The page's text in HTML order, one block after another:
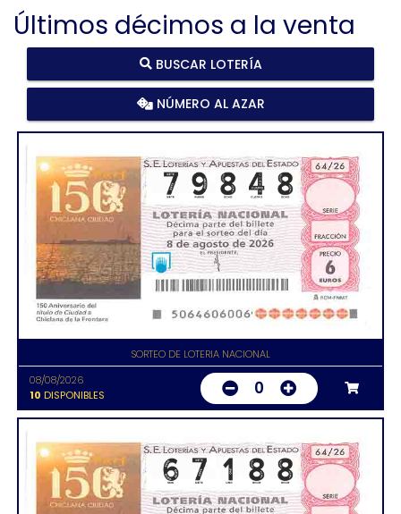
Últimos décimos a la venta
BUSCAR LOTERÍA
NÚMERO AL AZAR
SORTEO DE LOTERIA NACIONAL
08/08/2026
10 DISPONIBLES 0